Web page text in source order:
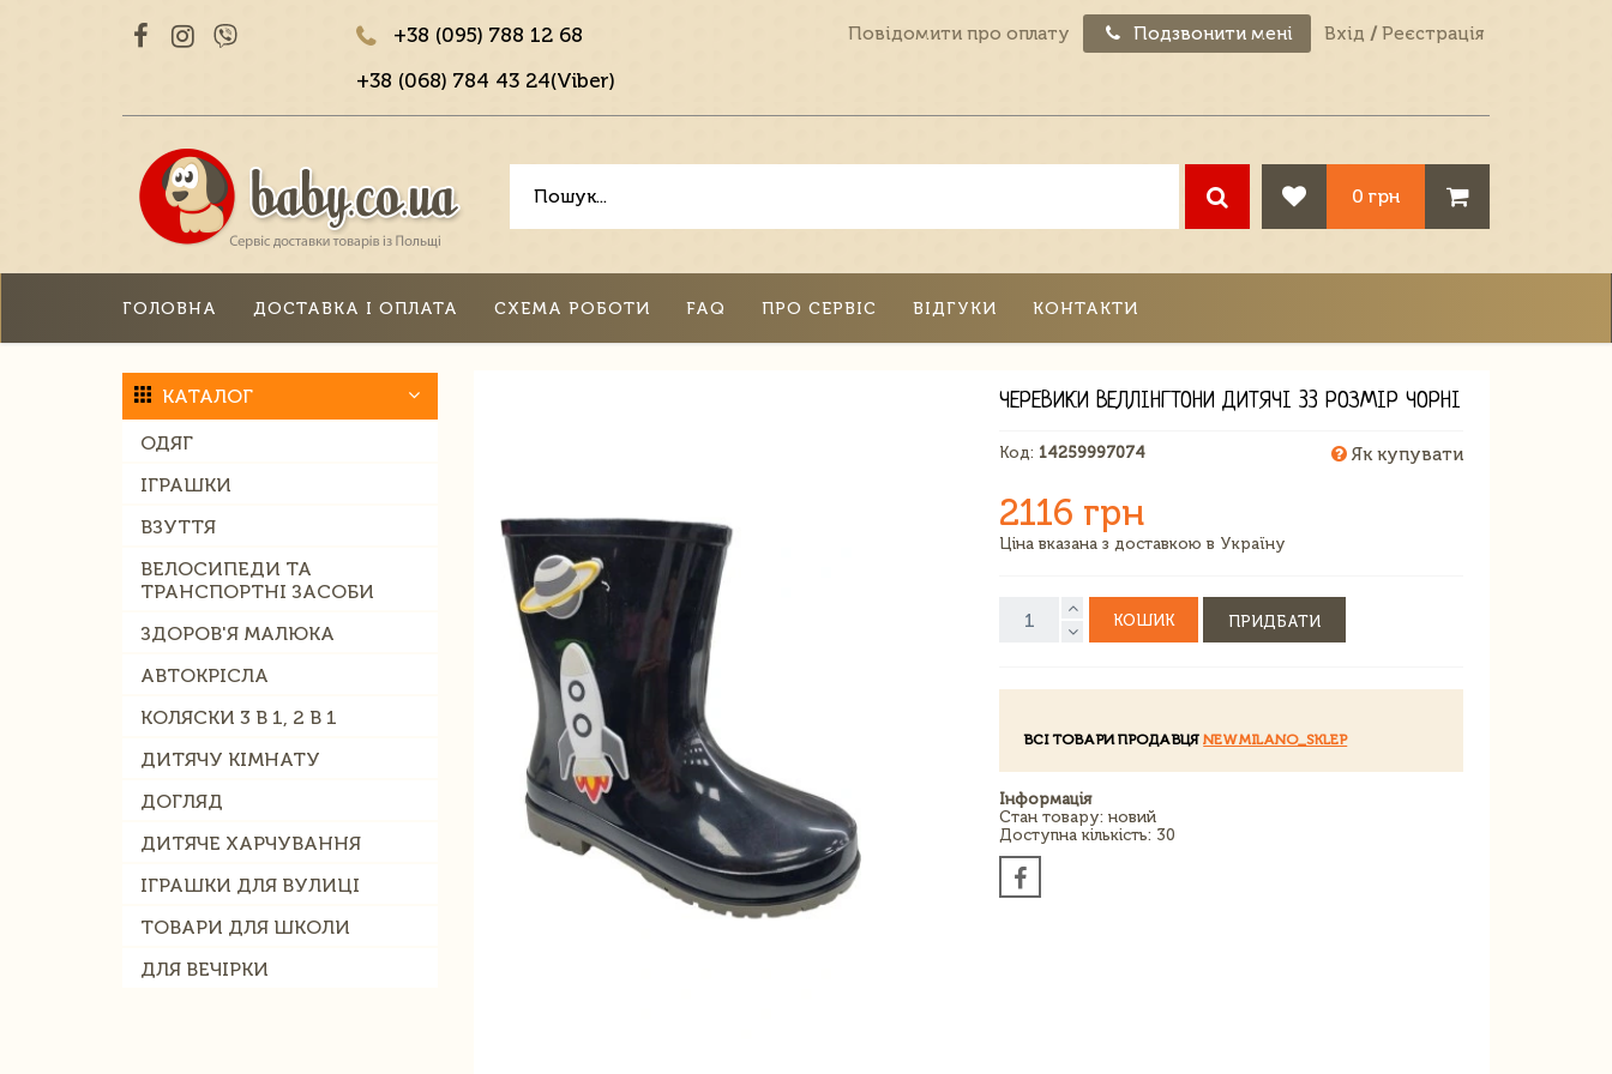
+38 (095) 788 12 68
+38 (068) 784 43 24(Viber)
Повідомити про оплату Подзвонити мені Вхід / Реєстрація
0 грн
ГОЛОВНА ДОСТАВКА І ОПЛАТА СХЕМА РОБОТИ FAQ ПРО СЕРВІС ВІДГУКИ КОНТАКТИ
КАТАЛОГ
ОДЯГ
ІГРАШКИ
ВЗУТТЯ
ВЕЛОСИПЕДИ ТА
ТРАНСПОРТНІ ЗАСОБИ
ЗДОРОВ'Я МАЛЮКА
АВТОКРІСЛА
КОЛЯСКИ 3 В 1, 2 В 1
ДИТЯЧУ КІМНАТУ
ДОГЛЯД
ДИТЯЧЕ ХАРЧУВАННЯ
ІГРАШКИ ДЛЯ ВУЛИЦІ
ТОВАРИ ДЛЯ ШКОЛИ
ДЛЯ ВЕЧІРКИ
ЧЕРЕВИКИ ВЕЛЛІНГТОНИ ДИТЯЧІ 33 РОЗМІР ЧОРНІ
Код: 14259997074 Як купувати
2116 грн
Ціна вказана з доставкою в Україну
КОШИК ПРИДБАТИ
ВСІ ТОВАРИ ПРОДАВЦЯNEWMILANO_SKLEP
Інформація
Стан товару: новий
Доступна кількість: 30